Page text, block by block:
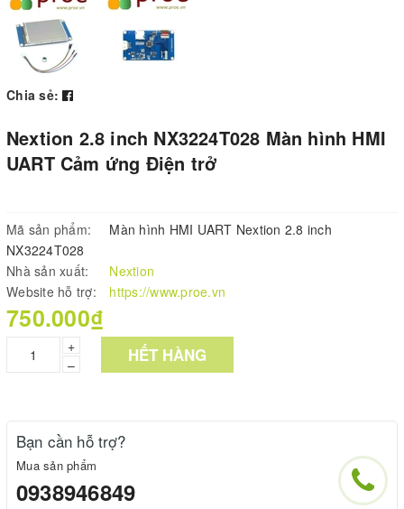
Chia sẻ:
Nextion 2.8 inch NX3224T028 Màn hình HMI
UART Cảm ứng Điện trở
Mã sản phẩm:
Màn hình HMI UART Nextion 2.8 inch
NX3224T028
Nhà sản xuất:
Nextion
Website hỗ trợ:
https://www.proe.vn
750.000₫
+
–
HẾT HÀNG
Bạn cần hỗ trợ?
Mua sản phẩm
0938946849